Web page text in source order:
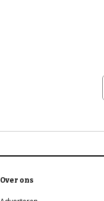
Over ons